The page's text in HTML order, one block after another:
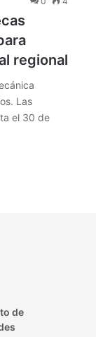
regional
Las
el 30 de
de